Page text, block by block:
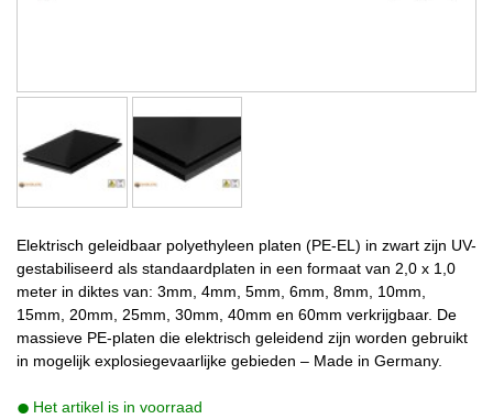
Elektrisch geleidbaar polyethyleen platen (PE-EL) in zwart zijn UV-
gestabiliseerd als standaardplaten in een formaat van 2,0 x 1,0
meter in diktes van: 3mm, 4mm, 5mm, 6mm, 8mm, 10mm,
15mm, 20mm, 25mm, 30mm, 40mm en 60mm verkrijgbaar. De
massieve PE-platen die elektrisch geleidend zijn worden gebruikt
in mogelijk explosiegevaarlijke gebieden – Made in Germany.
Het artikel is in voorraad